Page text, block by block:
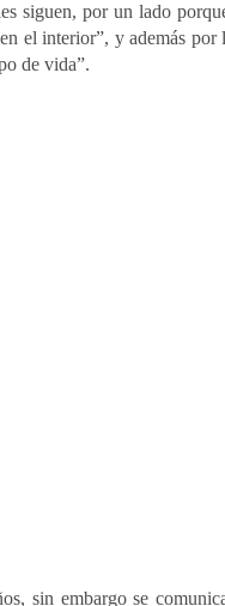
siguen, por un lado
el interior”, y además por
de vida”.
sin embargo se